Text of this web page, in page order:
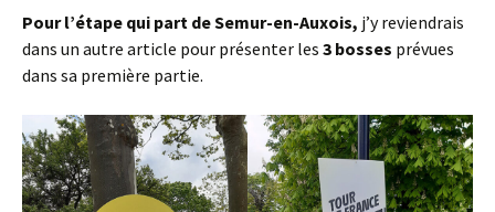
Pour l’étape qui part de Semur-en-Auxois, j’y reviendrais
dans un autre article pour présenter les 3 bosses prévues
dans sa première partie.